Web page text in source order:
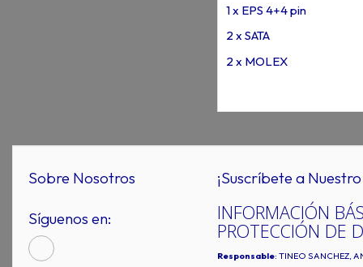
1 x EPS 4+4 pin
2 x SATA
2 x MOLEX
Sobre Nosotros
Síguenos en:
¡Suscríbete a
INFORMACIÓN
PROTECCIÓN DE
Responsable: TINEO SANCHEZ,